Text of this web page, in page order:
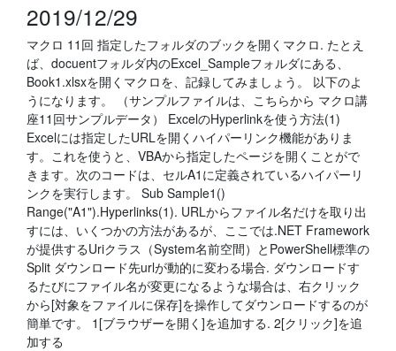
2019/12/29
マクロ 11回 指定したフォルダのブックを開くマクロ. たとえ
ば、docuentフォルダ内のExcel_Sampleフォルダにある、
Book1.xlsxを開くマクロを、記録してみましょう。 以下のよ
うになります。 （サンプルファイルは、こちらから マクロ講
座11回サンプルデータ） ExcelのHyperlinkを使う方法(1)
Excelには指定したURLを開くハイパーリンク機能がありま
す。これを使うと、VBAから指定したページを開くことがで
きます。次のコードは、セルA1に定義されているハイパーリ
ンクを実行します。 Sub Sample1()
Range("A1").Hyperlinks(1). URLからファイル名だけを取り出
すには、いくつかの方法があるが、ここでは.NET Framework
が提供するUriクラス（System名前空間）とPowerShell標準の
Split ダウンロード先urlが動的に変わる場合. ダウンロードす
るたびにファイル名が変更になるような場合は、右クリック
から[対象をファイルに保存]を操作してダウンロードするのが
簡単です。 1[ブラウザーを開く]を追加する. 2[クリック]を追
加する